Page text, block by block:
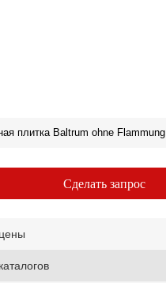
плитка Baltrum ohne Flammung
Сделать запрос